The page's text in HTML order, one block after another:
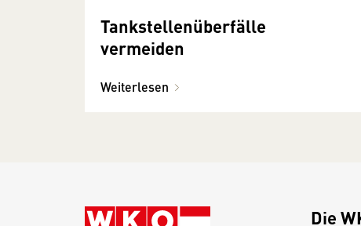
Tankstellenüberfälle
vermeiden
Weiterlesen
Die